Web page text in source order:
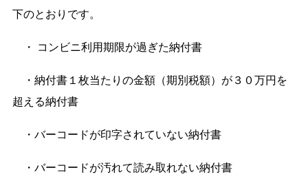
下のとおりです。
・ コンビニ利用期限が過ぎた納付書
・納付書１枚当たりの金額（期別税額）が３０万円を
超える納付書
・バーコードが印字されていない納付書
・バーコードが汚れて読み取れない納付書